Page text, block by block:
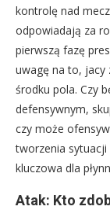
kontrolę nad
odpowiadają za
pierwszą fazę
uwagę na to, jacy
środku pola. Czy
defensywnym,
czy może
tworzenia sytuacji
kluczowa dla
Atak: Kto